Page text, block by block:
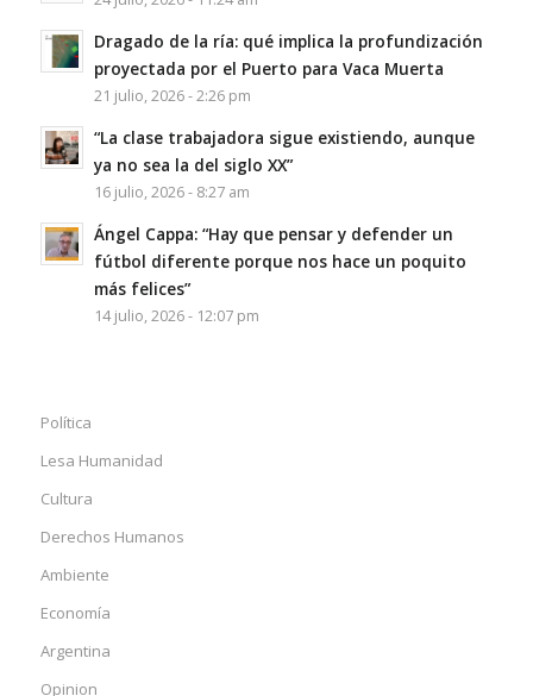
Dragado de la ría: qué implica la profundización
proyectada por el Puerto para Vaca Muerta
21 julio, 2026 - 2:26 pm
“La clase trabajadora sigue existiendo, aunque
ya no sea la del siglo XX”
16 julio, 2026 - 8:27 am
Ángel Cappa: “Hay que pensar y defender un
fútbol diferente porque nos hace un poquito
más felices”
14 julio, 2026 - 12:07 pm
Política
Lesa Humanidad
Cultura
Derechos Humanos
Ambiente
Economía
Argentina
Opinion